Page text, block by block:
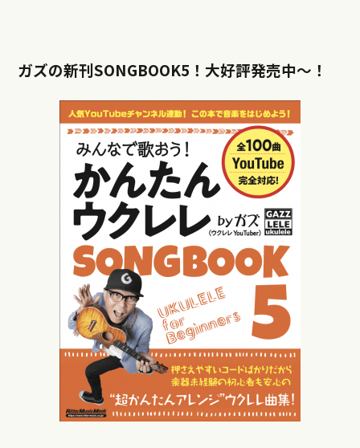
ガズの新刊SONGBOOK5！大好評発売中〜！